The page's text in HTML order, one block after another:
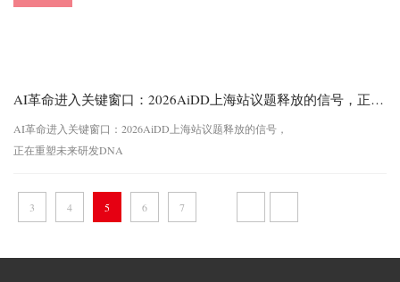
AI革命进入关键窗口：2026AiDD上海站议题释放的信号，正在重塑未来研发DNA
AI革命进入关键窗口：2026AiDD上海站议题释放的信号，
正在重塑未来研发DNA
3 4 5 6 7